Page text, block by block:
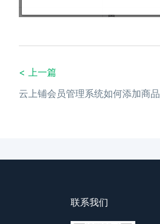
< 上一篇
云上铺会员管理系统如何添加商品
联系我们